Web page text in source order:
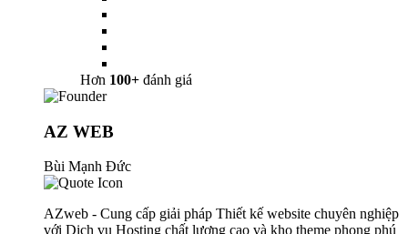
Hơn 100+ đánh giá
AZ WEB
Bùi Mạnh Đức
AZweb - Cung cấp giải pháp Thiết kế website chuyên nghiệp
với Dịch vụ Hosting chất lượng cao và kho theme phong phú